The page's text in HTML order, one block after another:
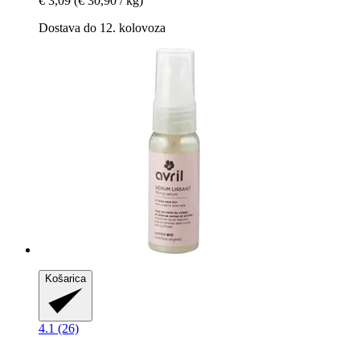
Dostava do 12. kolovoza
Košarica
4.1 (26)